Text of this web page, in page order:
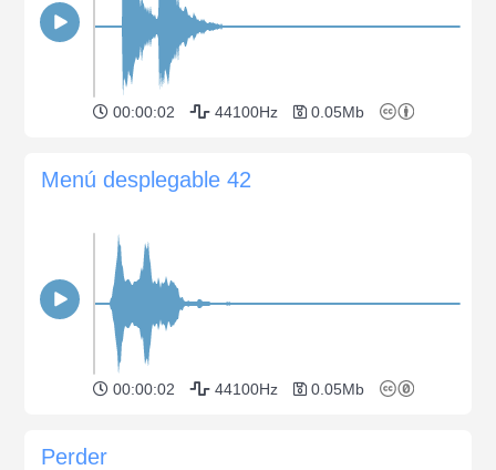
00:00:02 44100Hz 0.05Mb
Menú desplegable 42
00:00:02 44100Hz 0.05Mb
Perder